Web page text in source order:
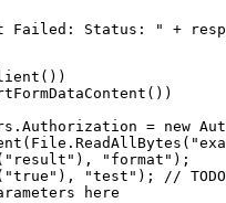
Failed: Status: " +
= new
"format");
"test"); //
here